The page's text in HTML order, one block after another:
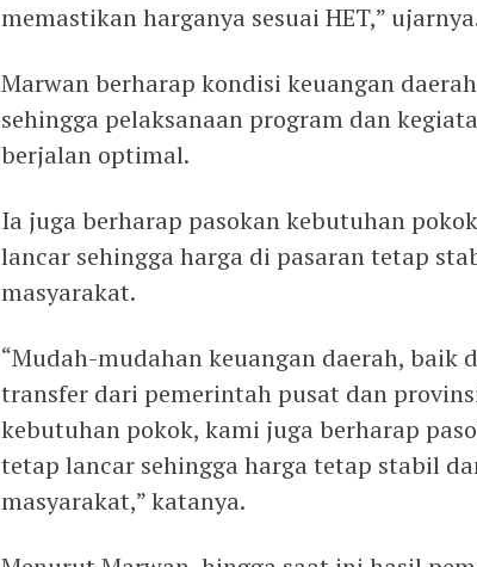
memastikan harganya sesuai HET,”
Marwan berharap kondisi keuangan
sehingga pelaksanaan program dan
berjalan optimal.
Ia juga berharap pasokan kebutuhan
lancar sehingga harga di pasaran tetap
masyarakat.
“Mudah-mudahan keuangan daerah, baik
transfer dari pemerintah pusat dan
kebutuhan pokok, kami juga berharap
tetap lancar sehingga harga tetap stabil
masyarakat,” katanya.